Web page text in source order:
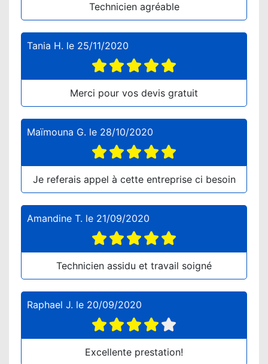
Technicien agréable
Tania H. le 25/11/2020
Merci pour vos devis gratuit
Maïmouna G. le 28/10/2020
Je referais appel à cette entreprise ci besoin
Amandine T. le 21/09/2020
Technicien assidu et travail soigné
Raphael J. le 20/09/2020
Excellente prestation!